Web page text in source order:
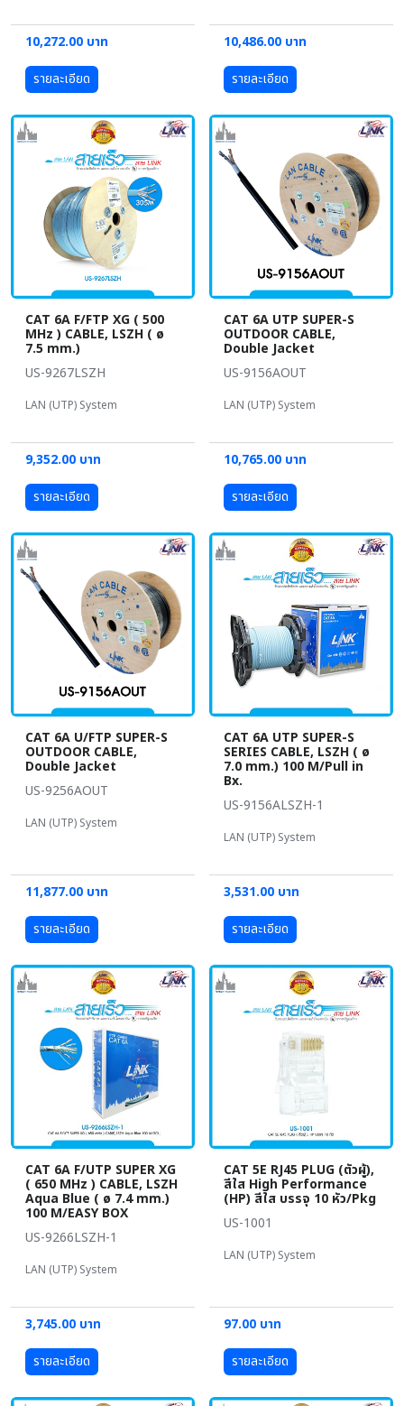
10,272.00 บาท
รายละเอียด
10,486.00 บาท
รายละเอียด
CAT 6A F/FTP XG ( 500
MHz ) CABLE, LSZH ( ø
7.5 mm.)
US-9267LSZH
LAN (UTP) System
9,352.00 บาท
รายละเอียด
CAT 6A UTP SUPER-S
OUTDOOR CABLE,
Double Jacket
US-9156AOUT
LAN (UTP) System
10,765.00 บาท
รายละเอียด
CAT 6A U/FTP SUPER-S
OUTDOOR CABLE,
Double Jacket
US-9256AOUT
LAN (UTP) System
11,877.00 บาท
รายละเอียด
CAT 6A UTP SUPER-S
SERIES CABLE, LSZH ( ø
7.0 mm.) 100 M/Pull in
Bx.
US-9156ALSZH-1
LAN (UTP) System
3,531.00 บาท
รายละเอียด
CAT 6A F/UTP SUPER XG
( 650 MHz ) CABLE, LSZH
Aqua Blue ( ø 7.4 mm.)
100 M/EASY BOX
US-9266LSZH-1
LAN (UTP) System
3,745.00 บาท
รายละเอียด
CAT 5E RJ45 PLUG (ตัวผู้),
สีใส High Performance
(HP) สีใส บรรจุ 10 หัว/Pkg
US-1001
LAN (UTP) System
97.00 บาท
รายละเอียด